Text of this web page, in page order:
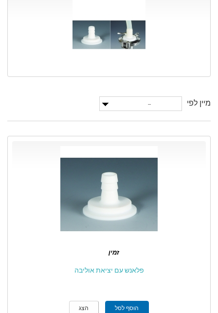
מיין לפי --
זמין
פלאנש עם יציאת אוליבה
הוסף לסל הצג